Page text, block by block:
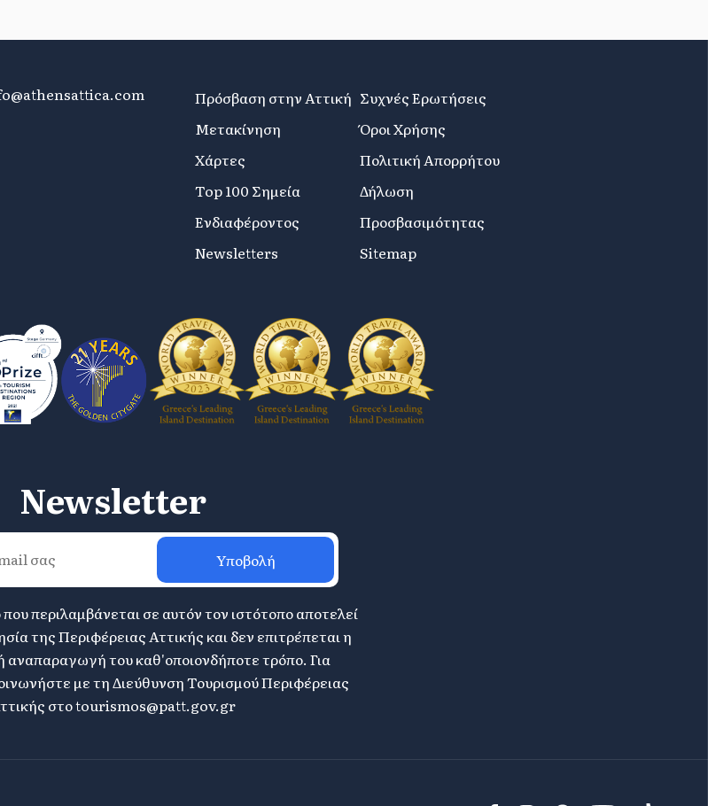
Πρόσβαση στην Αττική
Μετακίνηση
Χάρτες
Top 100 Σημεία
Ενδιαφέροντος
Newsletters
Συχνές Ερωτήσεις
Όροι Χρήσης
Πολιτική Απορρήτου
Δήλωση
Προσβασιμότητας
Sitemap
Newsletter
Υποβολή
περιλαμβάνεται σε αυτόν τον ιστότοπο αποτελεί
της Περιφέρειας Αττικής και δεν επιτρέπεται η
αναπαραγωγή του καθ'οποιονδήποτε τρόπο. Για
με τη Διεύθυνση Τουρισμού Περιφέρειας
στοtourismos@patt.gov.gr